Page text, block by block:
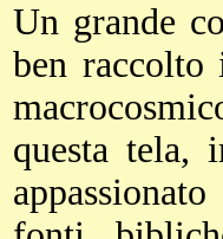
Un grande
ben raccolto
questa tela,